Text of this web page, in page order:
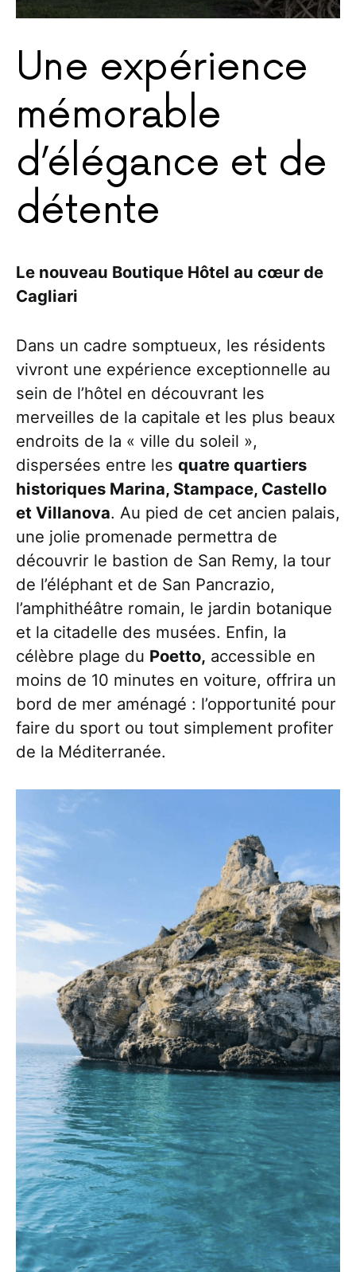
Une expérience
mémorable
d’élégance et de
détente
Le nouveau Boutique Hôtel au cœur de
Cagliari
Dans un cadre somptueux, les résidents
vivront une expérience exceptionnelle au
sein de l’hôtel en découvrant les
merveilles de la capitale et les plus beaux
endroits de la « ville du soleil »,
dispersées entre les quatre quartiers
historiques Marina, Stampace, Castello
et Villanova. Au pied de cet ancien palais,
une jolie promenade permettra de
découvrir le bastion de San Remy, la tour
de l’éléphant et de San Pancrazio,
l’amphithéâtre romain, le jardin botanique
et la citadelle des musées. Enfin, la
célèbre plage du Poetto, accessible en
moins de 10 minutes en voiture, offrira un
bord de mer aménagé : l’opportunité pour
faire du sport ou tout simplement profiter
de la Méditerranée.